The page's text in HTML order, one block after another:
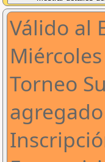
Válido al
Torneo